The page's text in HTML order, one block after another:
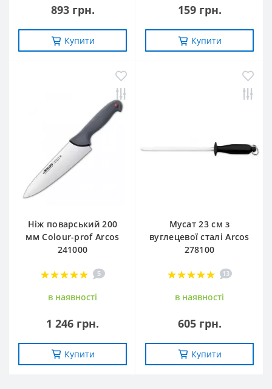
893 грн.
Купити
159 грн.
Купити
Ніж поварський 200
мм Сolour-prof Arcos
241000
5
в наявностi
1 246 грн.
Купити
Мусат 23 см з
вуглецевої сталі Arcos
278100
13
в наявностi
605 грн.
Купити